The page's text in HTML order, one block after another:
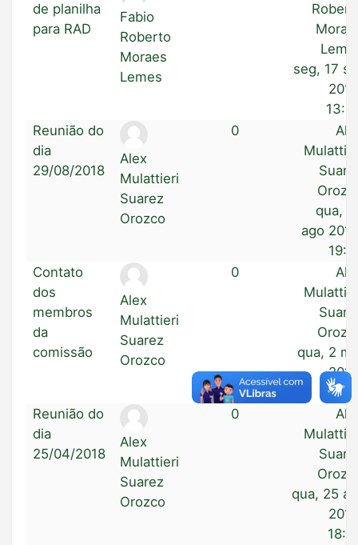
de planilha
para RAD
Fabio
Roberto
Moraes
Lemes
seg, 17
Reunião do
dia
29/08/2018
Alex
Mulattieri
Suarez
Orozco
0
qua,
ago
Contato
dos
membros
da
comissão
Alex
Mulattieri
Suarez
Orozco
0
qua, 2
Reunião do
dia
25/04/2018
Alex
Mulattieri
Suarez
Orozco
0
qua, 25